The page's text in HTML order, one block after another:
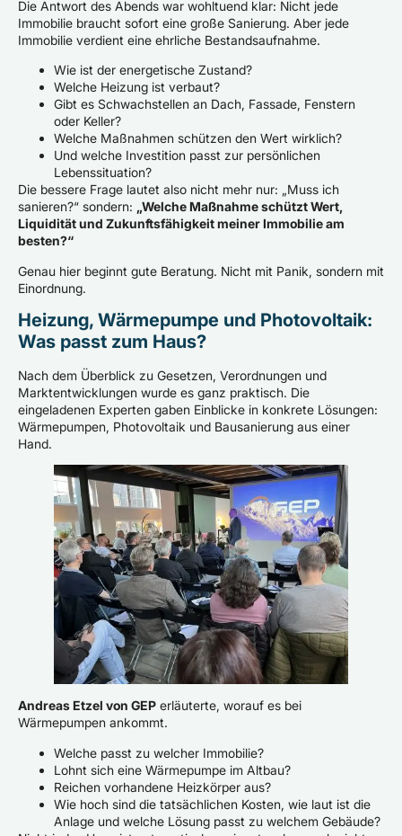
Die Antwort des Abends war wohltuend klar: Nicht jede
Immobilie braucht sofort eine große Sanierung. Aber jede
Immobilie verdient eine ehrliche Bestandsaufnahme.
Wie ist der energetische Zustand?
Welche Heizung ist verbaut?
Gibt es Schwachstellen an Dach, Fassade, Fenstern
oder Keller?
Welche Maßnahmen schützen den Wert wirklich?
Und welche Investition passt zur persönlichen
Lebenssituation?
Die bessere Frage lautet also nicht mehr nur: „Muss ich
sanieren?“ sondern: „Welche Maßnahme schützt Wert,
Liquidität und Zukunftsfähigkeit meiner Immobilie am
besten?“
Genau hier beginnt gute Beratung. Nicht mit Panik, sondern mit
Einordnung.
Heizung, Wärmepumpe und Photovoltaik:
Was passt zum Haus?
Nach dem Überblick zu Gesetzen, Verordnungen und
Marktentwicklungen wurde es ganz praktisch. Die
eingeladenen Experten gaben Einblicke in konkrete Lösungen:
Wärmepumpen, Photovoltaik und Bausanierung aus einer
Hand.
Andreas Etzel von GEP erläuterte, worauf es bei
Wärmepumpen ankommt.
Welche passt zu welcher Immobilie?
Lohnt sich eine Wärmepumpe im Altbau?
Reichen vorhandene Heizkörper aus?
Wie hoch sind die tatsächlichen Kosten, wie laut ist die
Anlage und welche Lösung passt zu welchem Gebäude?